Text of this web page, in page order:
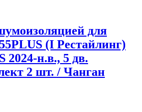
для
(I Рестайлинг)
2024-н.в., 5 дв.
2 шт. / Чанган